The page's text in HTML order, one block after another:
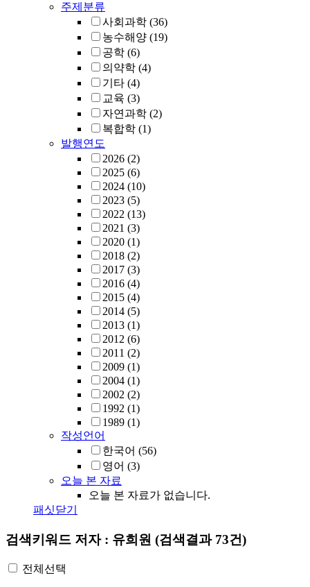
주제분류
사회과학 (36)
농수해양 (19)
공학 (6)
의약학 (4)
기타 (4)
교육 (3)
자연과학 (2)
복합학 (1)
발행연도
2026 (2)
2025 (6)
2024 (10)
2023 (5)
2022 (13)
2021 (3)
2020 (1)
2018 (2)
2017 (3)
2016 (4)
2015 (4)
2014 (5)
2013 (1)
2012 (6)
2011 (2)
2009 (1)
2004 (1)
2002 (2)
1992 (1)
1989 (1)
작성언어
한국어 (56)
영어 (3)
오늘 본 자료
오늘 본 자료가 없습니다.
패싯닫기
검색키워드 저자 : 유희원 (검색결과 73건)
전체선택